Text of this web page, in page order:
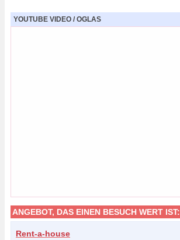
YOUTUBE VIDEO / OGLAS
ANGEBOT, DAS EINEN BESUCH WERT IST:
Rent-a-house